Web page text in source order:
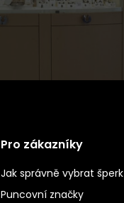
Pro zákazníky
Jak správně vybrat šperk
Puncovní značky